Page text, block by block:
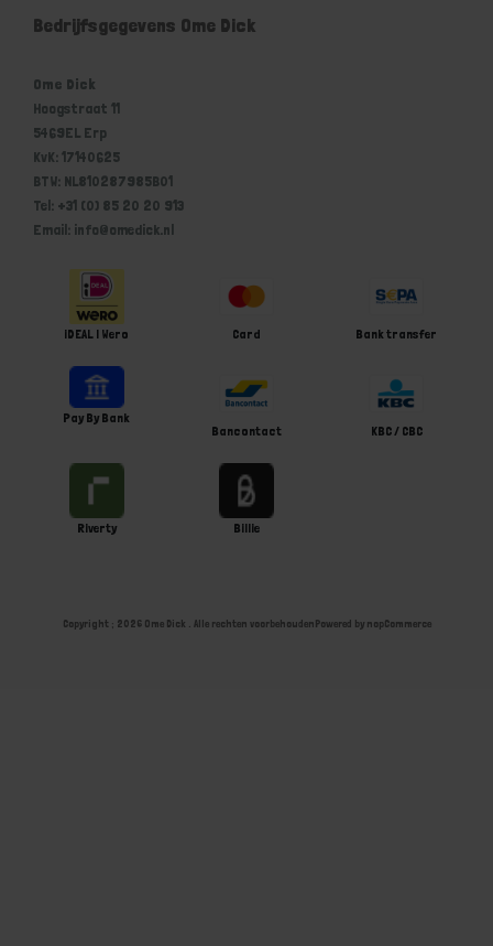
Bedrijfsgegevens Ome Dick
Ome Dick
Hoogstraat 11
5469EL Erp
KvK: 17140625
BTW: NL810287985B01
Tel: +31 (0) 85 20 20 913
Email: info@omedick.nl
iDEAL | Wero Card Bank transfer
Pay By Bank
Bancontact
KBC / CBC
Riverty Billie
Copyright ; 2026 Ome Dick . Alle rechten voorbehoudenPowered by nopCommerce